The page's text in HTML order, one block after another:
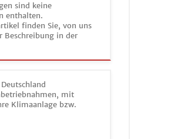
sind keine
enthalten.
finden Sie, von uns
Beschreibung in der
mit
Klimaanlage bzw.